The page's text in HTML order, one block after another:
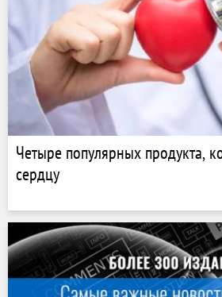
Четыре популярных продукта,
сердцу